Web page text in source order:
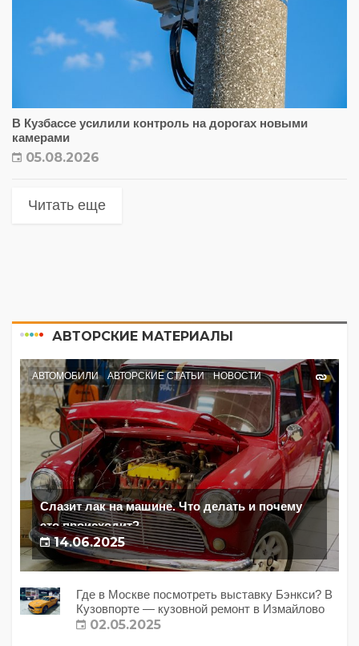
В Кузбассе усилили контроль на дорогах новыми
камерами
05.08.2026
Читать еще
АВТОРСКИЕ МАТЕРИАЛЫ
АВТОМОБИЛИ АВТОРСКИЕ СТАТЬИ НОВОСТИ
Слазит лак на машине. Что делать и почему
это происходит?
14.06.2025
Где в Москве посмотреть выставку Бэнкси? В
Кузовпорте — кузовной ремонт в Измайлово
02.05.2025